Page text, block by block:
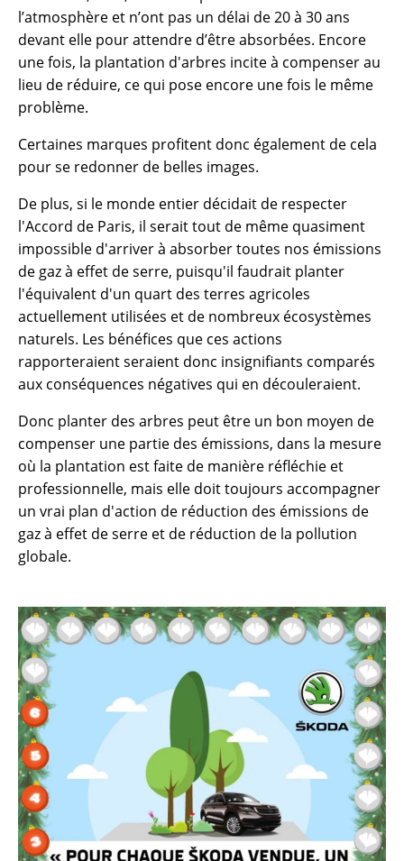
l’atmosphère et n’ont pas un délai de 20 à 30 ans
devant elle pour attendre d’être absorbées. Encore
une fois, la plantation d'arbres incite à compenser au
lieu de réduire, ce qui pose encore une fois le même
problème.
Certaines marques profitent donc également de cela
pour se redonner de belles images.
De plus, si le monde entier décidait de respecter
l'Accord de Paris, il serait tout de même quasiment
impossible d'arriver à absorber toutes nos émissions
de gaz à effet de serre, puisqu'il faudrait planter
l'équivalent d'un quart des terres agricoles
actuellement utilisées et de nombreux écosystèmes
naturels. Les bénéfices que ces actions
rapporteraient seraient donc insignifiants comparés
aux conséquences négatives qui en découleraient.
Donc planter des arbres peut être un bon moyen de
compenser une partie des émissions, dans la mesure
où la plantation est faite de manière réfléchie et
professionnelle, mais elle doit toujours accompagner
un vrai plan d'action de réduction des émissions de
gaz à effet de serre et de réduction de la pollution
globale.